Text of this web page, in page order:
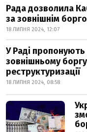
Рада дозволила
за зовнішнім
18 ЛИПНЯ 2024, 12:07
У Раді
зовнішньому
реструктуризації
18 ЛИПНЯ 2024, 08:58